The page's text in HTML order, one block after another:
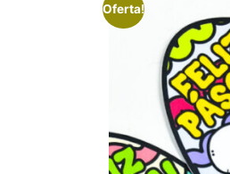
Oferta!